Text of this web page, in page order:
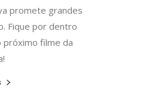
promete grandes
Fique por dentro
próximo filme da